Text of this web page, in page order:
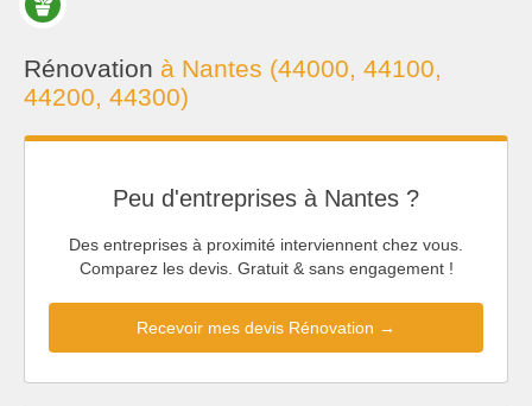
Rénovation à Nantes (44000, 44100,
44200, 44300)
Peu d'entreprises à Nantes ?
Des entreprises à proximité interviennent chez vous.
Comparez les devis. Gratuit & sans engagement !
Recevoir mes devis Rénovation →